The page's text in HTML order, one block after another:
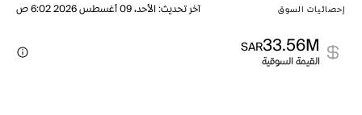
إحصائيات السوق آخر تحديث:الأحد، 09 أغسطس 2026 6:02 ص
33.56M
SAR
القيمة السوقية